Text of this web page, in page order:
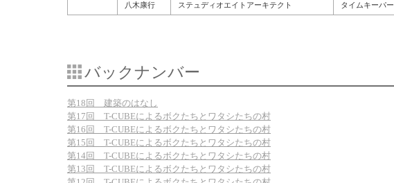
八木康行 ステュディオエイトアーキテクト タイムキーパー
バックナンバー
第18回 建築のはなし
第17回 T-CUBEによるボクたちとワタシたちの村
第16回 T-CUBEによるボクたちとワタシたちの村
第15回 T-CUBEによるボクたちとワタシたちの村
第14回 T-CUBEによるボクたちとワタシたちの村
第13回 T-CUBEによるボクたちとワタシたちの村